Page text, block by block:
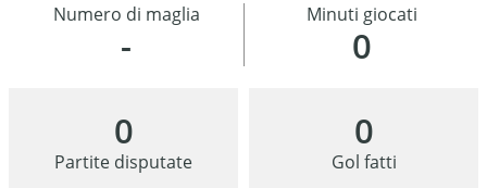
-
Numero di maglia
0
Minuti giocati
0
Partite disputate
0
Gol fatti